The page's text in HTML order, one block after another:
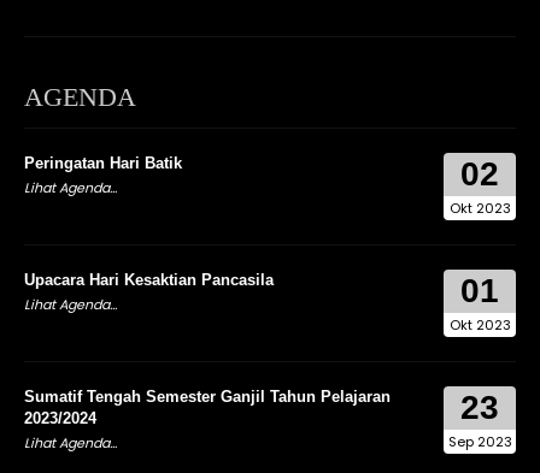
AGENDA
02
Okt 2023
Peringatan Hari Batik
Lihat Agenda...
01
Okt 2023
Upacara Hari Kesaktian Pancasila
Lihat Agenda...
23
Sep 2023
Sumatif Tengah Semester Ganjil Tahun Pelajaran
2023/2024
Lihat Agenda...